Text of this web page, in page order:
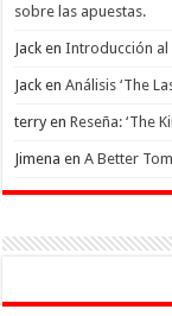
sobre las apuestas.
Jack enIntroducción al
Jack enAnálisis ‘The
terryenReseña: ‘The
Jimena enA Better